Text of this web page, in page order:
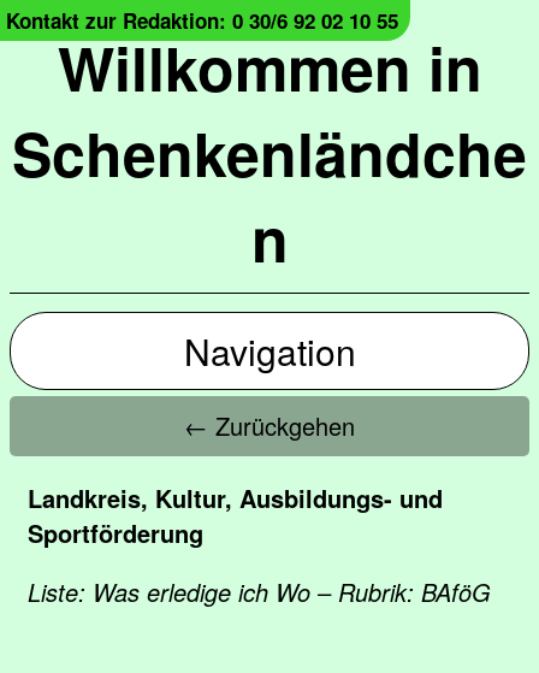
Willkommen in
Schenkenländche
n
Kontakt zur Redaktion: 0 30/6 92 02 10 55
Navigation
← Zurückgehen
Landkreis, Kultur, Ausbildungs- und
Sportförderung
Liste: Was erledige ich Wo – Rubrik: BAföG